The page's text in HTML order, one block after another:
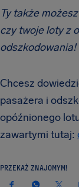
Ty także
czy twoje loty z
odszkodowania!
Chcesz
pasażera i
opóźnionego
zawartymi tutaj:
PRZEKAŻ ZNAJOMYM!